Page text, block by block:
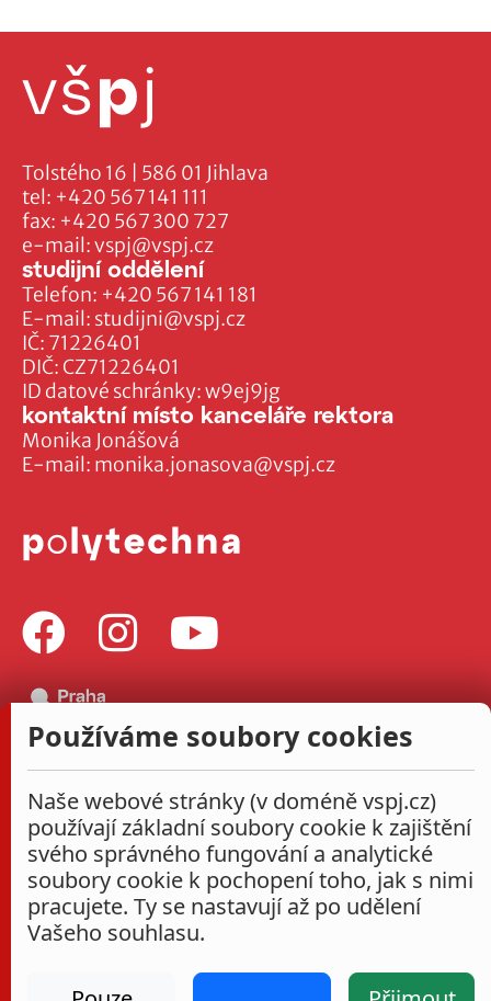
Tolstého 16 | 586 01 Jihlava
tel: +420 567 141 111
fax: +420 567 300 727
e-mail:vspj@vspj.cz
IČ: 71226401
DIČ: CZ71226401
ID datové schránky: w9ej9jg
studijní oddělení
Telefon: +420 567 141 181
E-mail: studijni@vspj.cz
kontaktní místo kanceláře rektora
Monika Jonášová
E-mail: monika.jonasova@vspj.cz
Používáme soubory cookies
Naše webové stránky (v doméně vspj.cz)
používají základní soubory cookie k zajištění
svého správného fungování a analytické
soubory cookie k pochopení toho, jak s nimi
pracujete. Ty se nastavují až po udělení
Vašeho souhlasu.